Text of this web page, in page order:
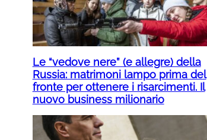
Le “vedove nere” (e allegre) della
Russia: matrimoni lampo prima del
fronte per ottenere i risarcimenti. Il
nuovo business milionario